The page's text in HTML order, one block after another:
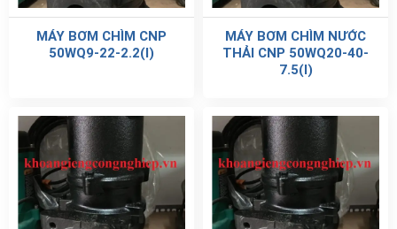
MÁY BƠM CHÌM CNP
50WQ9-22-2.2(I)
MÁY BƠM CHÌM NƯỚC
THẢI CNP 50WQ20-40-
7.5(I)